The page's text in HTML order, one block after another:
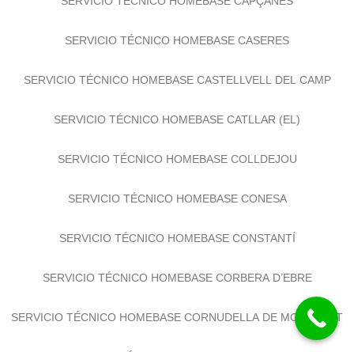
SERVICIO TÉCNICO HOMEBASE CASERES
SERVICIO TÉCNICO HOMEBASE CASTELLVELL DEL CAMP
SERVICIO TÉCNICO HOMEBASE CATLLAR (EL)
SERVICIO TÉCNICO HOMEBASE COLLDEJOU
SERVICIO TÉCNICO HOMEBASE CONESA
SERVICIO TÉCNICO HOMEBASE CONSTANTÍ
SERVICIO TÉCNICO HOMEBASE CORBERA D’EBRE
SERVICIO TÉCNICO HOMEBASE CORNUDELLA DE MONTSANT